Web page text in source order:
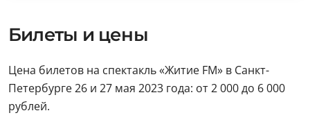
Билеты и цены
Цена билетов на спектакль «Житие FM» в Санкт-
Петербурге 26 и 27 мая 2023 года: от 2 000 до 6 000
рублей.